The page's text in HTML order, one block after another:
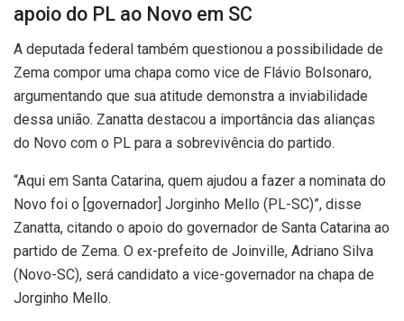
apoio do PL ao Novo em SC
A deputada federal também questionou a possibilidade de
Zema compor uma chapa como vice de Flávio Bolsonaro,
argumentando que sua atitude demonstra a inviabilidade
dessa união. Zanatta destacou a importância das alianças
do Novo com o PL para a sobrevivência do partido.
“Aqui em Santa Catarina, quem ajudou a fazer a nominata do
Novo foi o [governador] Jorginho Mello (PL-SC)”, disse
Zanatta, citando o apoio do governador de Santa Catarina ao
partido de Zema. O ex-prefeito de Joinville, Adriano Silva
(Novo-SC), será candidato a vice-governador na chapa de
Jorginho Mello.